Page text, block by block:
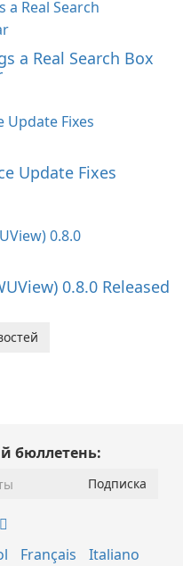
a Real Search Box
Update Fixes
0.8.0 Released
бюллетень:
Français
Italiano